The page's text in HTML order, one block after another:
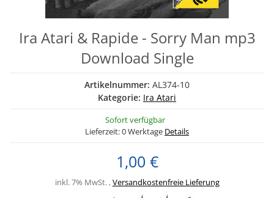
Ira Atari & Rapide - Sorry Man mp3
Download Single
Artikelnummer: AL374-10
Kategorie: Ira Atari
Sofort verfügbar
Lieferzeit:0 Werktage Details
1,00 €
inkl. 7% MwSt. ,Versandkostenfreie Lieferung